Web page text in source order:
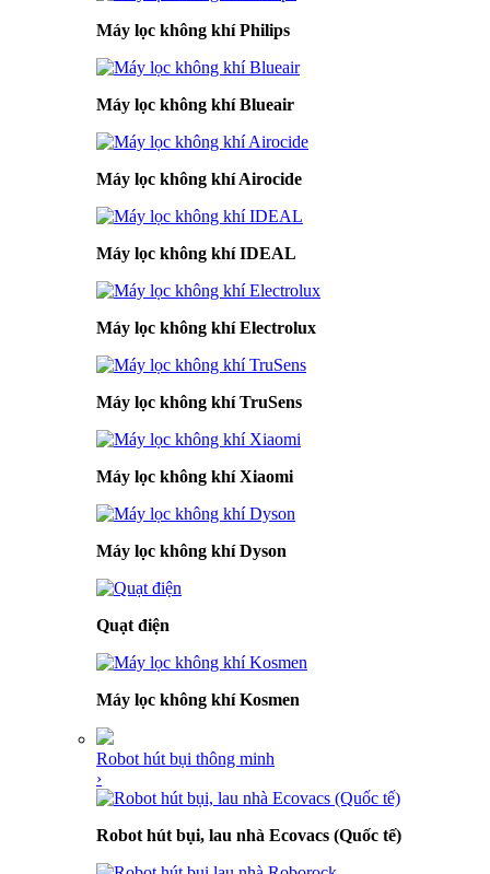
Máy lọc không khí Philips
Máy lọc không khí Blueair
Máy lọc không khí Airocide
Máy lọc không khí IDEAL
Máy lọc không khí Electrolux
Máy lọc không khí TruSens
Máy lọc không khí Xiaomi
Máy lọc không khí Dyson
Quạt điện
Máy lọc không khí Kosmen
Robot hút bụi thông minh
›
Robot hút bụi, lau nhà Ecovacs (Quốc tế)